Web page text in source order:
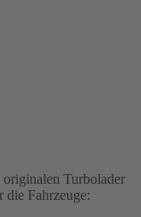
originalen Turbolader
die Fahrzeuge: